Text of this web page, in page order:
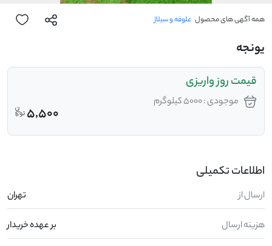
همه آگهی های محصول علوفه و سیلاژ
یونجه
قیمت روز واریزی
موجودی : 5000 کیلوگرم
5,500
اطلاعات تکمیلی
ارسال از تهران
هزینه ارسال بر عهده خریدار